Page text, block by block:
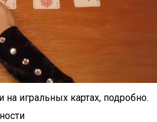
на игральных картах, подробно.